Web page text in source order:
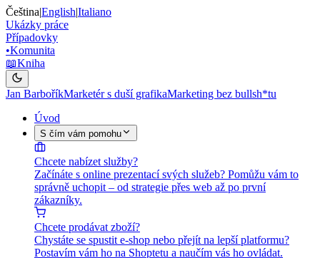
Čeština|English|Italiano
Ukázky práce
Případovky
•Komunita
📖Kniha
Jan BarboříkMarketér s duší grafikaMarketing bez bullsh*tu
Úvod
S čím vám pomohu
Chcete nabízet služby?
Začínáte s online prezentací svých služeb? Pomůžu vám to
správně uchopit – od strategie přes web až po první
zákazníky.
Chcete prodávat zboží?
Chystáte se spustit e-shop nebo přejít na lepší platformu?
Postavím vám ho na Shoptetu a naučím vás ho ovládat.